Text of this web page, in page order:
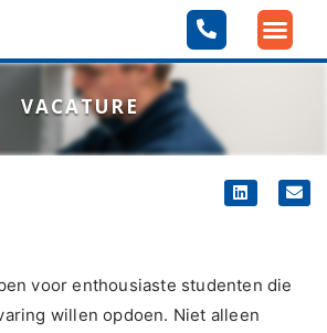
VACATURE
voor enthousiaste studenten die
willen opdoen. Niet alleen